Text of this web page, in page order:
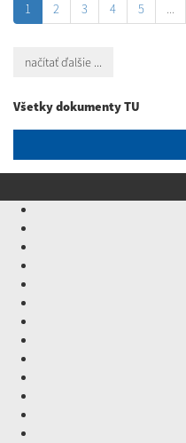
1 2 3 4 5 ...
načítať ďalšie ...
Všetky dokumenty TU